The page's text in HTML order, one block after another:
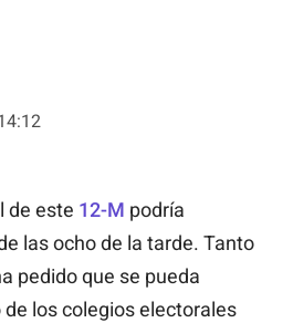
de este 12-M podría
las ocho de la tarde. Tanto
pedido que se pueda
los colegios electorales